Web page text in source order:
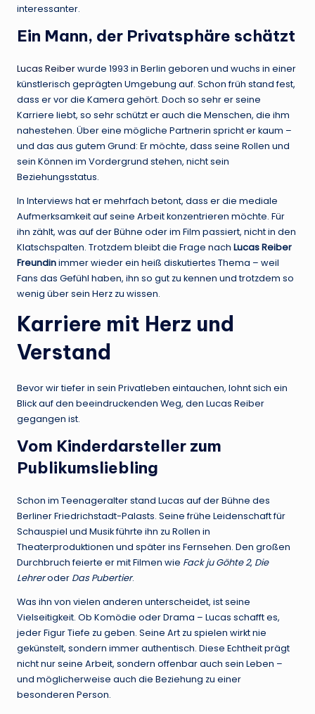
interessanter.
Ein Mann, der Privatsphäre schätzt
Lucas Reiberwurde 1993 in Berlin geboren und wuchs in einer
künstlerisch geprägten Umgebung auf. Schon früh stand fest,
dass er vor die Kamera gehört. Doch so sehr er seine
Karriere liebt, so sehr schützt er auch die Menschen, die ihm
nahestehen. Über eine mögliche Partnerin spricht er kaum –
und das aus gutem Grund: Er möchte, dass seine Rollen und
sein Können im Vordergrund stehen, nicht sein
Beziehungsstatus.
In Interviews hat er mehrfach betont, dass er die mediale
Aufmerksamkeit auf seine Arbeit konzentrieren möchte. Für
ihn zählt, was auf der Bühne oder im Film passiert, nicht in den
Klatschspalten. Trotzdem bleibt die Frage nach Lucas Reiber
Freundinimmer wieder ein heiß diskutiertes Thema – weil
Fans das Gefühl haben, ihn so gut zu kennen und trotzdem so
wenig über sein Herz zu wissen.
Karriere mit Herz und
Verstand
Bevor wir tiefer in sein Privatleben eintauchen, lohnt sich ein
Blick auf den beeindruckenden Weg, den Lucas Reiber
gegangen ist.
Vom Kinderdarsteller zum
Publikumsliebling
Schon im Teenageralter stand Lucas auf der Bühne des
Berliner Friedrichstadt-Palasts. Seine frühe Leidenschaft für
Schauspiel und Musik führte ihn zu Rollen in
Theaterproduktionen und später ins Fernsehen. Den großen
Durchbruch feierte er mit Filmen wie Fack ju Göhte 2, Die
Lehreroder Das Pubertier.
Was ihn von vielen anderen unterscheidet, ist seine
Vielseitigkeit. Ob Komödie oder Drama – Lucas schafft es,
jeder Figur Tiefe zu geben. Seine Art zu spielen wirkt nie
gekünstelt, sondern immer authentisch. Diese Echtheit prägt
nicht nur seine Arbeit, sondern offenbar auch sein Leben –
und möglicherweise auch die Beziehung zu einer
besonderen Person.